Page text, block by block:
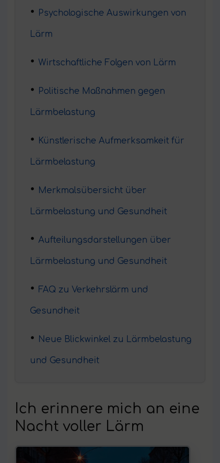
Psychologische Auswirkungen von
Lärm
Wirtschaftliche Folgen von Lärm
Politische Maßnahmen gegen
Lärmbelastung
Künstlerische Aufmerksamkeit für
Lärmbelastung
Merkmalsübersicht über
Lärmbelastung und Gesundheit
Aufteilungsdarstellungen über
Lärmbelastung und Gesundheit
FAQ zu Verkehrslärm und
Gesundheit
Neue Blickwinkel zu Lärmbelastung
und Gesundheit
Ich erinnere mich an eine
Nacht voller Lärm